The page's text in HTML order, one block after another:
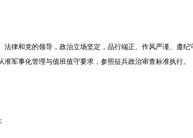
律和党的领导，政治立场坚定，品行端正、作风严谨、遵纪
军事化管理与值班值守要求，参照征兵政治审查标准执行。